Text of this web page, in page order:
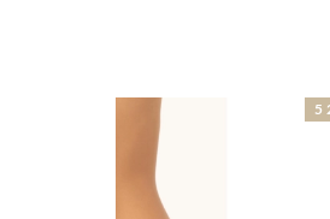
52% OFF